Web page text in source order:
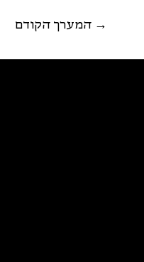
המערך הקודם →